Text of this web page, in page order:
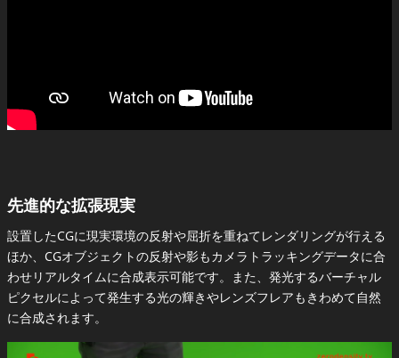
先進的な拡張現実
設置したCGに現実環境の反射や屈折を重ねてレンダリングが行える
ほか、CGオブジェクトの反射や影もカメラトラッキングデータに合
わせリアルタイムに合成表示可能です。また、発光するバーチャル
ピクセルによって発生する光の輝きやレンズフレアもきわめて自然
に合成されます。